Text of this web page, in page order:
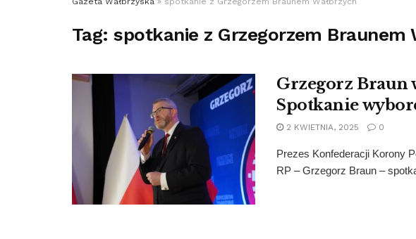
Tag:spotkanie z Grzegorzem Braunem
Grzegorz Braun
Spotkanie
2 KWIETNIA, 2025 0
Prezes Konfederacji Korony
RP – Grzegorz Braun –